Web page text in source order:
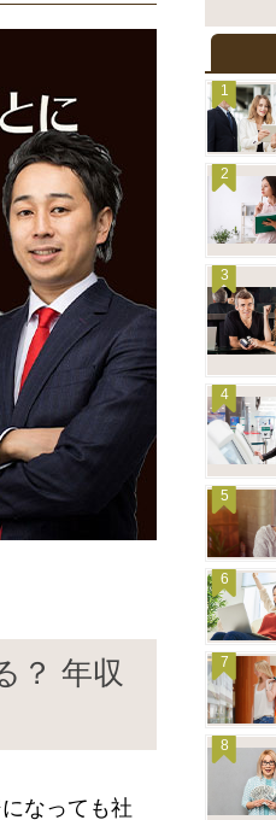
？ 年収
なっても社
1
2
3
4
5
6
7
8